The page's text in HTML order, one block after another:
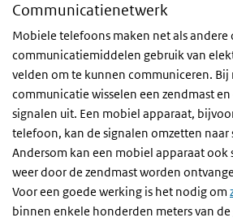
Communicatienetwerk
Mobiele telefoons maken net als andere
communicatiemiddelen gebruik van
velden om te kunnen communiceren. Bij
communicatie wisselen een zendmast
signalen uit. Een mobiel apparaat,
telefoon, kan de signalen omzetten naar
Andersom kan een mobiel apparaat ook
weer door de zendmast worden
Voor een goede werking is het nodig om
binnen enkele honderden meters van